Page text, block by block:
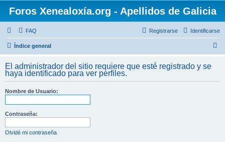
Foros Xenealoxía.org - Apellidos de Galicia
FAQ Identificarse
Registrarse
Índice general
c
El administrador del sitio requiere que esté registrado y se
haya identificado para ver perfiles.
Nombre de Usuario:
Contraseña:
Olvidé mi contraseña